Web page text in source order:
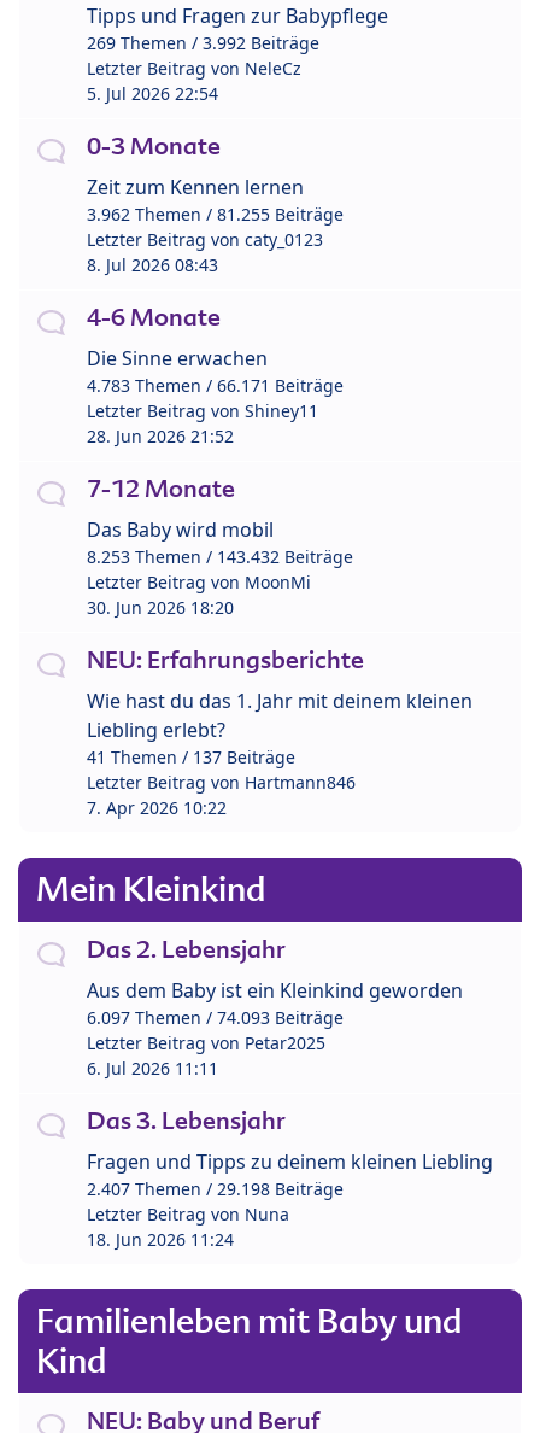
Tipps und Fragen zur Babypflege
269 Themen / 3.992 Beiträge
Letzter Beitrag von NeleCz
5. Jul 2026 22:54
0-3 Monate
Zeit zum Kennen lernen
3.962 Themen / 81.255 Beiträge
Letzter Beitrag von caty_0123
8. Jul 2026 08:43
4-6 Monate
Die Sinne erwachen
4.783 Themen / 66.171 Beiträge
Letzter Beitrag von Shiney11
28. Jun 2026 21:52
7-12 Monate
Das Baby wird mobil
8.253 Themen / 143.432 Beiträge
Letzter Beitrag von MoonMi
30. Jun 2026 18:20
NEU: Erfahrungsberichte
Wie hast du das 1. Jahr mit deinem kleinen
Liebling erlebt?
41 Themen / 137 Beiträge
Letzter Beitrag von Hartmann846
7. Apr 2026 10:22
Mein Kleinkind
Das 2. Lebensjahr
Aus dem Baby ist ein Kleinkind geworden
6.097 Themen / 74.093 Beiträge
Letzter Beitrag von Petar2025
6. Jul 2026 11:11
Das 3. Lebensjahr
Fragen und Tipps zu deinem kleinen Liebling
2.407 Themen / 29.198 Beiträge
Letzter Beitrag von Nuna
18. Jun 2026 11:24
Familienleben mit Baby und
Kind
NEU: Baby und Beruf